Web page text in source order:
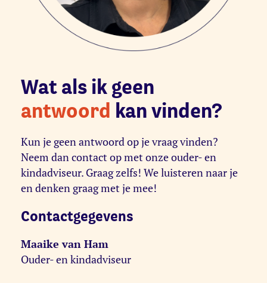
Wat als ik geen
antwoord kan vinden?
Kun je geen antwoord op je vraag vinden?
Neem dan contact op met onze ouder- en
kindadviseur. Graag zelfs! We luisteren naar je
en denken graag met je mee!
Contactgegevens
Maaike van Ham
Ouder- en kindadviseur